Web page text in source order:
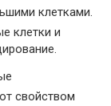
клетками.
клетки и
свойством